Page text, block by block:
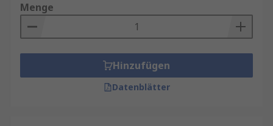
Menge
Hinzufügen
Datenblätter